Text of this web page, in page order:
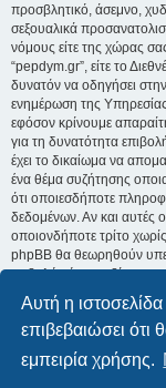
Αυτή η
επιβεβαιώσει ότι
εμπειρία χρήσης.
προσβλητικό, άσεμνο,
σεξουαλικά
νόμους είτε της χώρας
“pepdym.gr”, είτε το
δυνατόν να οδηγήσει
ενημέρωση της
εφόσον κρίνουμε
για τη δυνατότητα
έχει το δικαίωμα να
ένα θέμα συζήτησης
ότι οποιεσδήποτε
δεδομένων. Αν και αυτές
οποιονδήποτε τρίτο
phpBB θα θεωρηθούν
εισβολής ή παραβίασης η
των δεδομένων.